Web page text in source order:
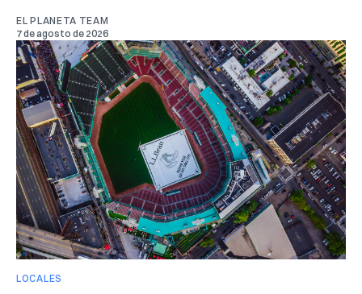
EL PLANETA TEAM
7 de agosto de 2026
LOCALES